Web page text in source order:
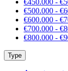
€450.000 -
€500.000 -
€600.000 -
€700.000 -
€800.000 -
Type